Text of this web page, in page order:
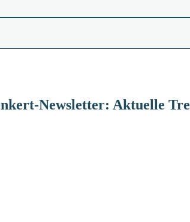
Newsletter: Aktuelle